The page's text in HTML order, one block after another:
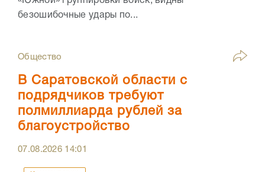
безошибочные удары по...
Общество
В Саратовской области с
подрядчиков требуют
полмиллиарда рублей за
благоустройство
07.08.2026 14:01